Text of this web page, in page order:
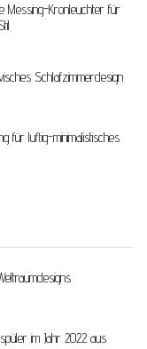
Messing-Kronleuchter für
Schlafzimmerdesign
für luftig-minimalistisches
im Jahr 2022 aus